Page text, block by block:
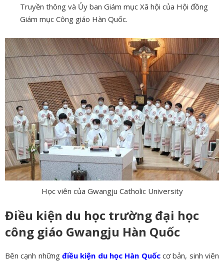
Truyền thông và Ủy ban Giám mục Xã hội của Hội đồng
Giám mục Công giáo Hàn Quốc.
Học viên của Gwangju Catholic University
Điều kiện du học trường đại học
công giáo Gwangju Hàn Quốc
Bên cạnh những điều kiện du học Hàn Quốccơ bản, sinh viên